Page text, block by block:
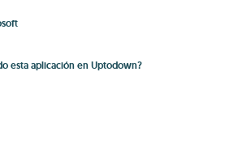
esta aplicación en Uptodown?